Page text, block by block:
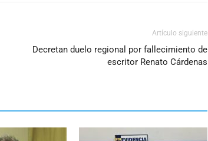
Artículo siguiente
Decretan duelo regional por fallecimiento de
escritor Renato Cárdenas